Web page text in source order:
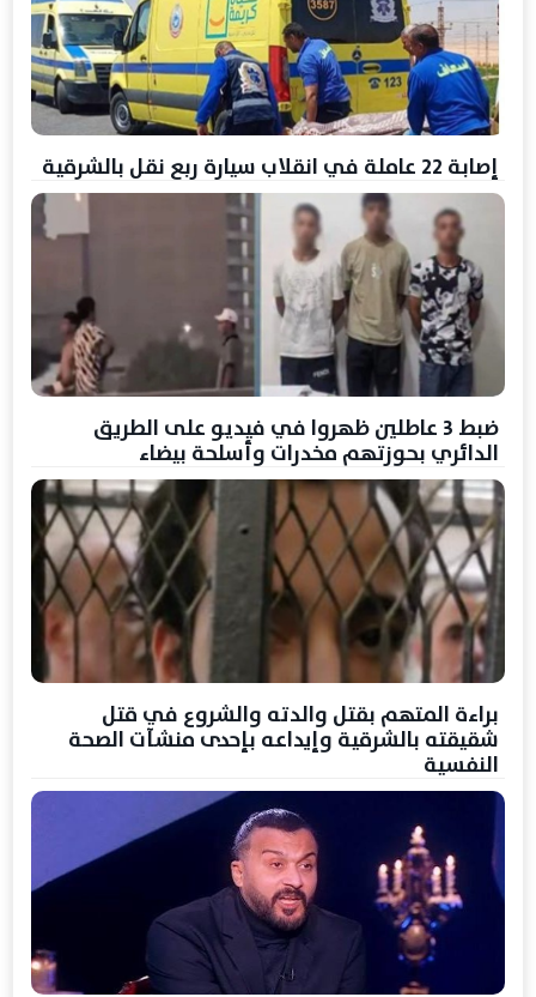
إصابة 22 عاملة في انقلاب سيارة ربع نقل بالشرقية
ضبط 3 عاطلين ظهروا في فيديو على الطريق
الدائري بحوزتهم مخدرات وأسلحة بيضاء
براءة المتهم بقتل والدته والشروع في قتل
شقيقته بالشرقية وإيداعه بإحدى منشآت الصحة
النفسية